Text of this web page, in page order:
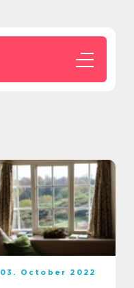
03. October 2022